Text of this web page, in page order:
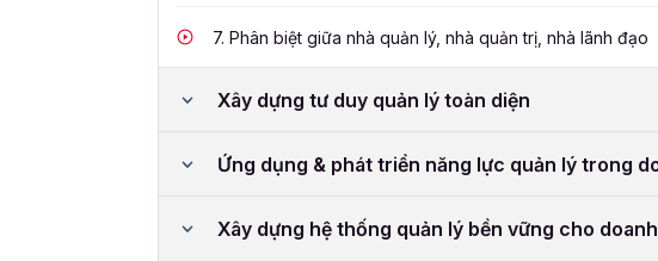
7. Phân biệt giữa nhà quản lý, nhà quản trị, nhà lãnh đạo
Xây dựng tư duy quản lý toàn diện
Ứng dụng & phát triển năng lực quản lý trong
Xây dựng hệ thống quản lý bền vững cho